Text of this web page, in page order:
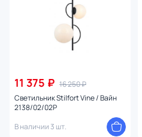
11 375 ₽ 16 250 ₽
Светильник Stilfort Vine / Вайн
2138/02/02P
В наличии 3 шт.